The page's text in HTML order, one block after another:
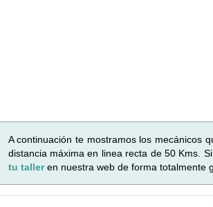
A continuación te mostramos los mecánicos
distancia máxima en linea recta de 50 Kms.
tu talleren nuestra web de forma totalmente